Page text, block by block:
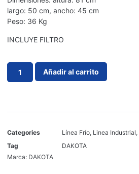
largo: 50 cm, ancho: 45 cm
Peso: 36 Kg
INCLUYE FILTRO
Añadir al carrito
Categories Línea Frío, Linea Industrial,
Tag
DAKOTA
Marca: DAKOTA